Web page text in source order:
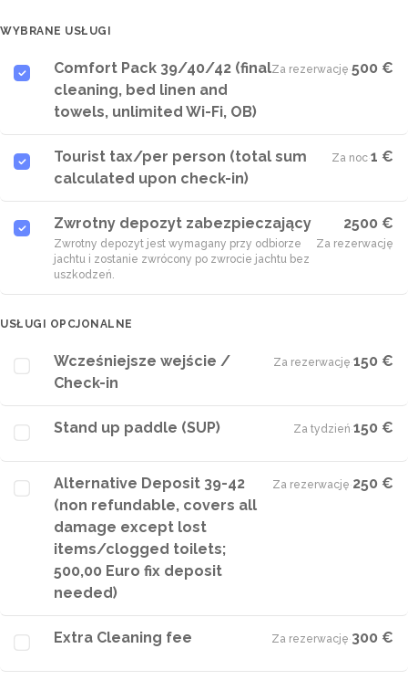
WYBRANE USŁUGI
Comfort Pack 39/40/42 (final
cleaning, bed linen and
towels, unlimited Wi-Fi, OB)
Za rezerwację·500 €
Tourist tax/per person (total sum
calculated upon check-in)
Za noc·1 €
Zwrotny depozyt zabezpieczający
Zwrotny depozyt jest wymagany przy odbiorze
jachtu i zostanie zwrócony po zwrocie jachtu bez
uszkodzeń.
2500 €
Za rezerwację
USŁUGI OPCJONALNE
Wcześniejsze wejście /
Check-in
Za rezerwację·150 €
Stand up paddle (SUP) Za tydzień·150 €
Alternative Deposit 39-42
(non refundable, covers all
damage except lost
items/clogged toilets;
500,00 Euro fix deposit
needed)
Za rezerwację·250 €
Extra Cleaning fee Za rezerwację·300 €